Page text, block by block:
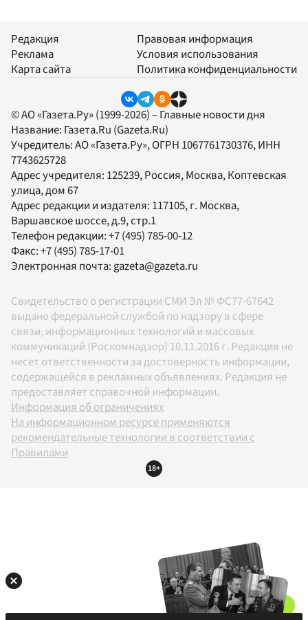
Редакция
Реклама
Карта сайта
Правовая информация
Условия использования
Политика конфиденциальности
© АО «Газета.Ру» (1999-2026) – Главные новости дня
Название: Газета.Ru (Gazeta.Ru)
Учредитель:АО «Газета.Ру», ОГРН 1067761730376, ИНН
7743625728
Адрес учредителя: 125239, Россия, Москва, Коптевская
улица, дом 67
Адрес редакции и издателя: 117105, г. Москва,
Варшавское шоссе, д.9, стр.1
Телефон редакции:+7 (495) 785-00-12
Факс:+7 (495) 785-17-01
Электронная почта:gazeta@gazeta.ru
Свидетельство о регистрации СМИ Эл № ФС77-67642
выдано федеральной службой по надзору в сфере
связи, информационных технологий и массовых
коммуникаций (Роскомнадзор) 10.11.2016 г. Редакция не
несет ответственности за достоверность информации,
содержащейся в рекламных объявлениях. Редакция не
предоставляет справочной информации.
Информация об ограничениях
На информационном ресурсе применяются
рекомендательные технологии в соответствии с
Правилами
18+